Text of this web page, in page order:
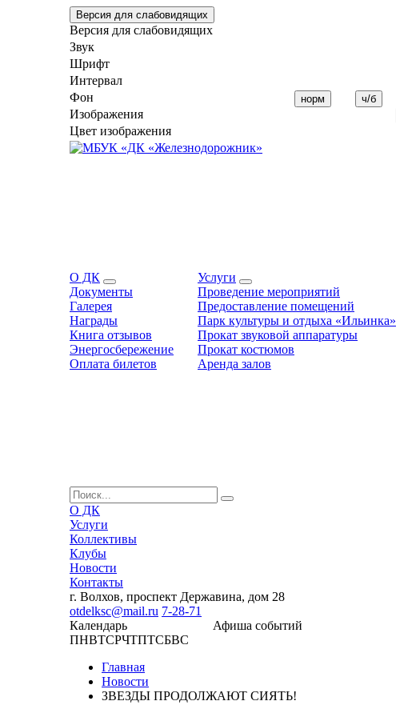
Версия для слабовидящих
Версия для слабовидящих
Звук
Шрифт
Интервал
Фон норм ч/б
Изображения
Цвет изображения
О ДК
Документы
Галерея
Награды
Книга отзывов
Энергосбережение
Оплата билетов
Услуги
Проведение мероприятий
Предоставление помещений
Парк культуры и отдыха «Ильинка»
Прокат звуковой аппаратуры
Прокат костюмов
Аренда залов
О ДК
Услуги
Коллективы
Клубы
Новости
Контакты
г. Волхов, проспект Державина, дом 28
otdelksc@mail.ru 7-28-71
Календарь
ПНВТСРЧТПТСБВС
Афиша событий
Главная
Новости
ЗВЕЗДЫ ПРОДОЛЖАЮТ СИЯТЬ!